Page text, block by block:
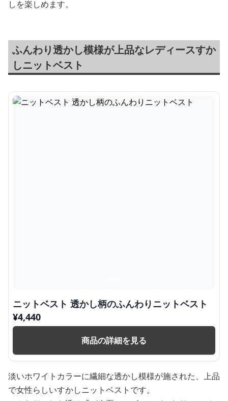
しを楽しめます。
ふんわり透かし模様が上品なレディースすか
しニットベスト
ニットベスト 透かし柄のふんわりニットベスト
¥4,440
商品の詳細を見る
淡いホワイトカラーに繊細な透かし模様が施された、上品
で女性らしいすかしニットベストです。